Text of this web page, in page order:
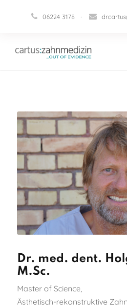
06224 3178 ·
Dr. med. dent.
M.Sc.
Master of Science,
Ästhetisch-rekonstruktive